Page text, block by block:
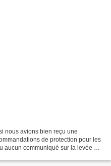
nous avions bien reçu une
de protection pour les
aucun communiqué sur la levée de